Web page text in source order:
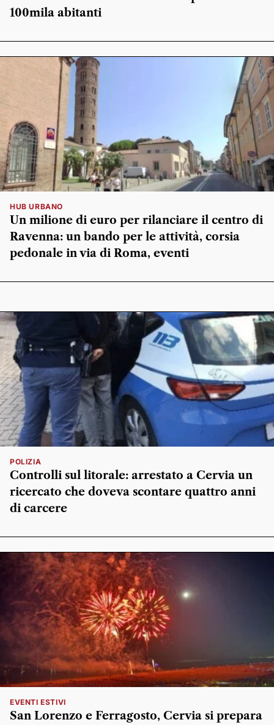
100mila abitanti
HUB URBANO
Un milione di euro per rilanciare il centro di
Ravenna: un bando per le attività, corsia
pedonale in via di Roma, eventi
POLIZIA
Controlli sul litorale: arrestato a Cervia un
ricercato che doveva scontare quattro anni
di carcere
EVENTI ESTIVI
San Lorenzo e Ferragosto, Cervia si prepara